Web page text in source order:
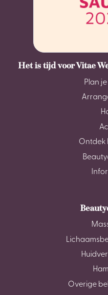
Het is tijd voor Vitae
Plan
Ontdek
Overige